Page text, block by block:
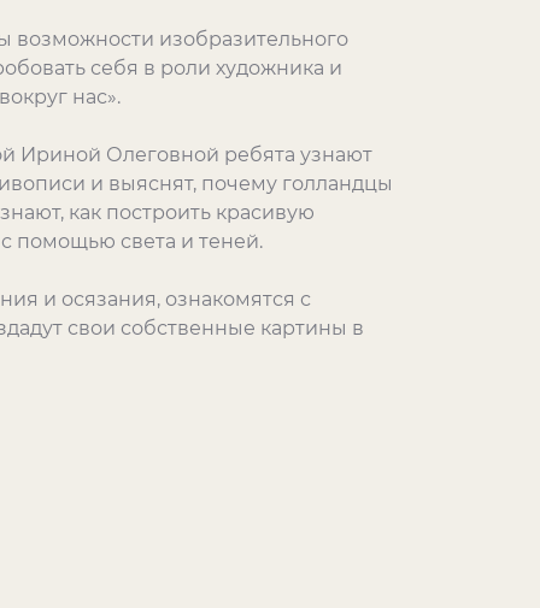
возможности изобразительного
себя в роли художника и
нас».
Ириной Олеговной ребята узнают
и выяснят, почему голландцы
как построить красивую
помощью света и теней.
и осязания, ознакомятся с
свои собственные картины в